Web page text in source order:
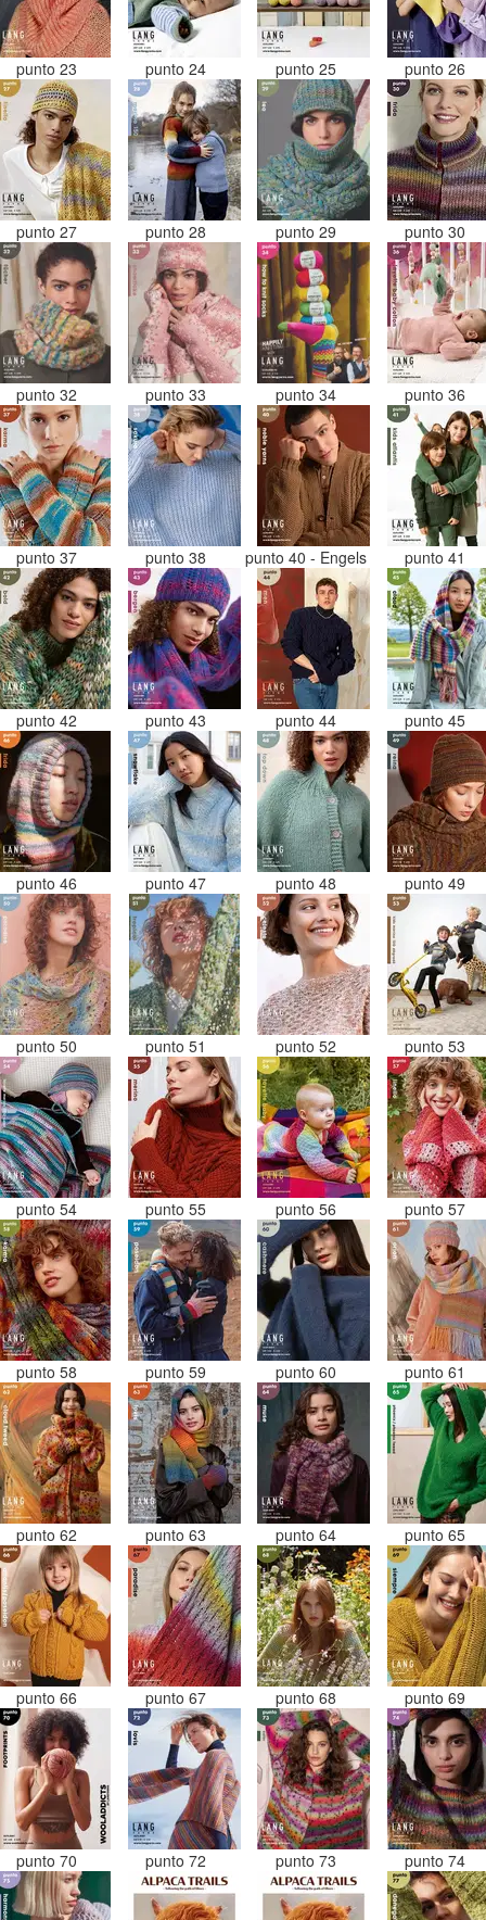
punto 23 punto 24 punto 25 punto 26
punto 27 punto 28 punto 29 punto 30
punto 32 punto 33 punto 34 punto 36
punto 37 punto 38 punto 40 - Engels punto 41
punto 42 punto 43 punto 44 punto 45
punto 46 punto 47 punto 48 punto 49
punto 50 punto 51 punto 52 punto 53
punto 54 punto 55 punto 56 punto 57
punto 58 punto 59 punto 60 punto 61
punto 62 punto 63 punto 64 punto 65
punto 66 punto 67 punto 68 punto 69
punto 70 punto 72 punto 73 punto 74